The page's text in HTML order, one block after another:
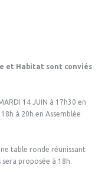
et Habitat sont conviés
14 JUIN à 17h30 en
à 20h en Assemblée
table ronde réunissant
proposée à 18h.